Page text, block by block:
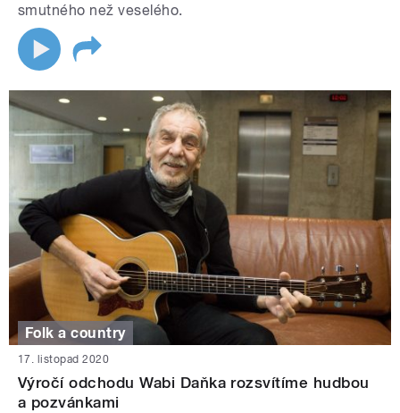
smutného než veselého.
Folk a country
17. listopad 2020
Výročí odchodu Wabi Daňka rozsvítíme hudbou
a pozvánkami